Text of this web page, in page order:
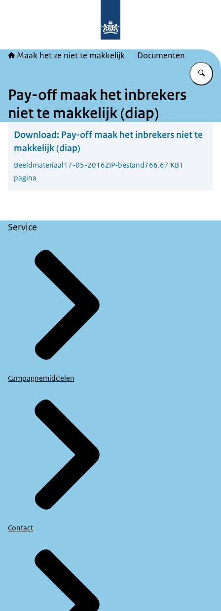
Maak het ze niet te makkelijk Documenten
Pay-off maak het inbrekers
niet te makkelijk (diap)
Download: Pay-off maak het inbrekers niet te
makkelijk (diap)
Beeldmateriaal17-05-2016ZIP-bestand766.67 KB1
pagina
Service
Campagnemiddelen
Contact